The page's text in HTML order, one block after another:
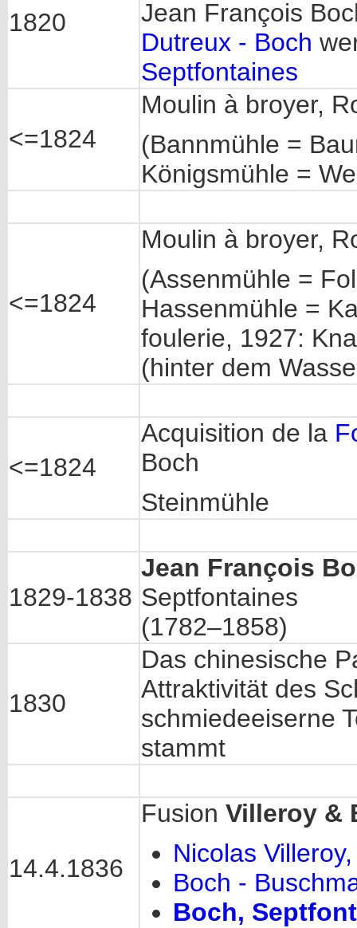
1820
Jean François
Dutreux - Boch
Septfontaines
<=1824
Moulin à broyer,
(Bannmühle =
Königsmühle =
<=1824
Moulin à broyer,
(Assenmühle =
Hassenmühle =
foulerie, 1927:
(hinter dem
<=1824
Acquisition de la
Boch
Steinmühle
1829-1838
Jean François
Septfontaines
(1782–1858)
1830
Das chinesische
Attraktivität des
schmiedeeiserne
stammt
14.4.1836
Fusion Villeroy &
Nicolas
Boch -
Boch,